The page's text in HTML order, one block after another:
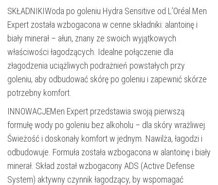
SKŁADNIKIWoda po goleniu Hydra Sensitive od L’Oréal Men
Expert została wzbogacona w cenne składniki: alantoinę i
biały minerał – ałun, znany ze swoich wyjątkowych
właściwości łagodzących. Idealne połączenie dla
złagodzenia uciążliwych podrażnień powstałych przy
goleniu, aby odbudować skórę po goleniu i zapewnić skórze
potrzebny komfort.
INNOWACJEMen Expert przedstawia swoją pierwszą
formułę wody po goleniu bez alkoholu – dla skóry wrażliwej.
Świeżość i doskonały komfort w jednym. Nawilża, łagodzi i
odbudowuje. Formuła została wzbogacona w alantoinę i biały
minerał. Skład został wzbogacony ADS (Active Defense
System) aktywny czynnik łagodzący, by wspomagać